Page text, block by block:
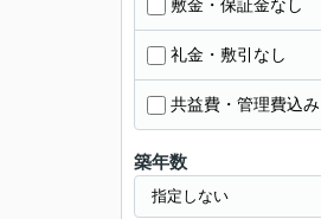
敷金・保証金なし
礼金・敷引なし
共益費・管理費込み
築年数